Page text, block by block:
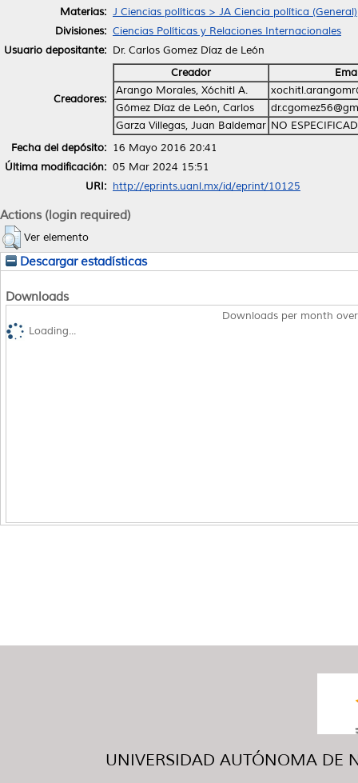
Materias: J Ciencias políticas > JA Ciencia política (General)
Divisiones: Ciencias Políticas y Relaciones Internacionales
Usuario depositante: Dr. Carlos Gomez Díaz de León
Creadores:
Creador
Arango Morales, Xóchitl A.
Gómez Díaz de León, Carlos
Garza Villegas, Juan Baldemar NO
Fecha del depósito: 16 Mayo 2016 20:41
Última modificación: 05 Mar 2024 15:51
URI: http://eprints.uanl.mx/id/eprint/10125
Actions (login required)
Ver elemento
Descargar estadísticas
Downloads
Downloads per month
Loading...
UNIVERSIDAD AUTÓNOMA DE